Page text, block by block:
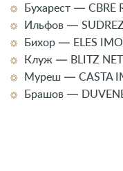
Бухарест — CBRE
Ильфов —
Бихор — ELES
Клуж — BLITZ
Муреш — CASTA
Брашов —